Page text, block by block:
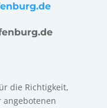
die Richtigkeit,